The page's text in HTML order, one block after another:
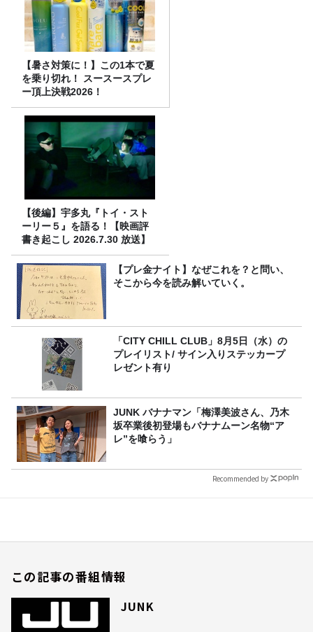
【暑さ対策に！】この1本で夏
を乗り切れ！ スースースプレ
ー頂上決戦2026！
【後編】宇多丸『トイ・スト
ーリー５』を語る！【映画評
書き起こし 2026.7.30 放送】
【プレ金ナイト】なぜこれを？と問い、
そこから今を読み解いていく。
「CITY CHILL CLUB」8月5日（水）の
プレイリスト/ サイン入りステッカープ
レゼント有り
JUNK バナナマン「梅澤美波さん、乃木
坂卒業後初登場もバナナムーン名物“ア
レ”を喰らう」
Recommended by
この記事の番組情報
JUNK